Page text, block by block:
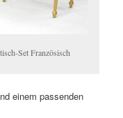
Set Französisch
einem passenden